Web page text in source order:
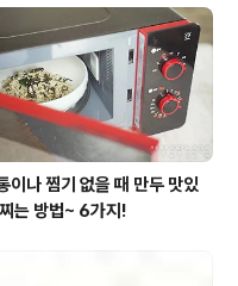
우리
의 혀 끝을
이나 찜기 없을 때 만두 맛있
는 방법~ 6가지!